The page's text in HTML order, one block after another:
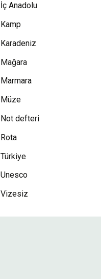
İç Anadolu
Kamp
Karadeniz
Mağara
Marmara
Müze
Not defteri
Rota
Türkiye
Unesco
Vizesiz